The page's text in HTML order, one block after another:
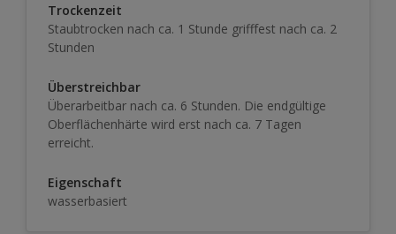
Trockenzeit
Staubtrocken nach ca. 1 Stunde grifffest nach ca. 2
Stunden
Überstreichbar
Überarbeitbar nach ca. 6 Stunden. Die endgültige
Oberflächenhärte wird erst nach ca. 7 Tagen
erreicht.
Eigenschaft
wasserbasiert